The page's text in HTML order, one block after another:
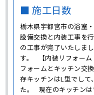
■ 施工日数
栃木県宇都宮市の浴室
設備交換と内装工事を
の工事が完了いたしま
す。 【内装リフォーム
フォームとキッチン交
存キッチンはL型でして
た。 現在のキッチンは